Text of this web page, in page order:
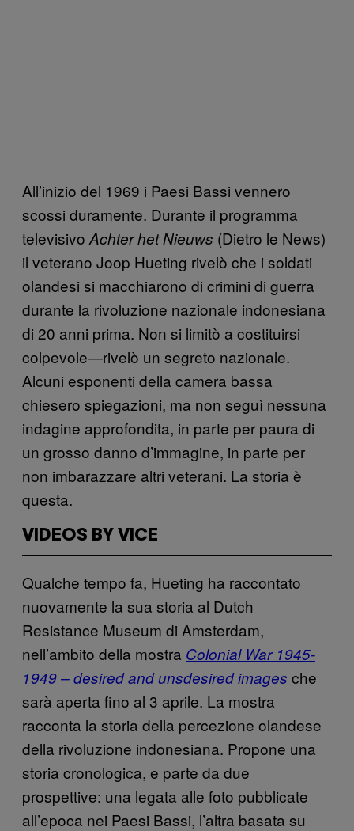
All’inizio del 1969 i Paesi Bassi vennero
scossi duramente. Durante il programma
televisivo Achter het Nieuws (Dietro le News)
il veterano Joop Hueting rivelò che i soldati
olandesi si macchiarono di crimini di guerra
durante la rivoluzione nazionale indonesiana
di 20 anni prima. Non si limitò a costituirsi
colpevole—rivelò un segreto nazionale.
Alcuni esponenti della camera bassa
chiesero spiegazioni, ma non seguì nessuna
indagine approfondita, in parte per paura di
un grosso danno d’immagine, in parte per
non imbarazzare altri veterani. La storia è
questa.
VIDEOS BY VICE
Qualche tempo fa, Hueting ha raccontato
nuovamente la sua storia al Dutch
Resistance Museum di Amsterdam,
nell’ambito della mostra Colonial War 1945-
1949 – desired and unsdesired images che
sarà aperta fino al 3 aprile. La mostra
racconta la storia della percezione olandese
della rivoluzione indonesiana. Propone una
storia cronologica, e parte da due
prospettive: una legata alle foto pubblicate
all’epoca nei Paesi Bassi, l’altra basata su